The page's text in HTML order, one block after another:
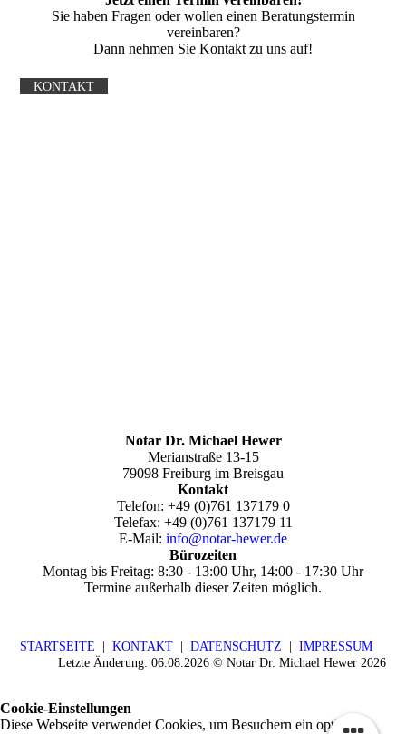
Sie haben Fragen oder wollen einen Beratungstermin
vereinbaren?
Dann nehmen Sie Kontakt zu uns auf!
KONTAKT
Notar Dr. Michael Hewer
Merianstraße 13-15
79098 Freiburg im Breisgau
Kontakt
Telefon: +49 (0)761 137179 0
Telefax: +49 (0)761 137179 11
E-Mail: info@notar-hewer.de
Bürozeiten
Montag bis Freitag: 8:30 - 13:00 Uhr, 14:00 - 17:30 Uhr
Termine außerhalb dieser Zeiten möglich.
STARTSEITE |KONTAKT |DATENSCHUTZ |IMPRESSUM
Letzte Änderung: 06.08.2026 © Notar Dr. Michael Hewer 2026
Cookie-Einstellungen
Diese Webseite verwendet Cookies, um Besuchern ein optimales